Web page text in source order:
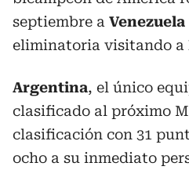
septiembre a Venezuela
eliminatoria visitando a
Argentina, el único
clasificado al próximo
clasificación con 31
ocho a su inmediato